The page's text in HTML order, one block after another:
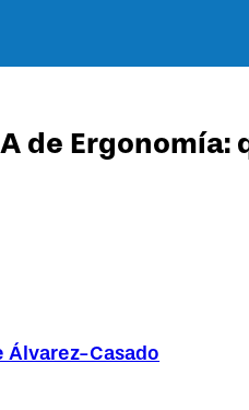
de Ergonomía:
Álvarez-Casado